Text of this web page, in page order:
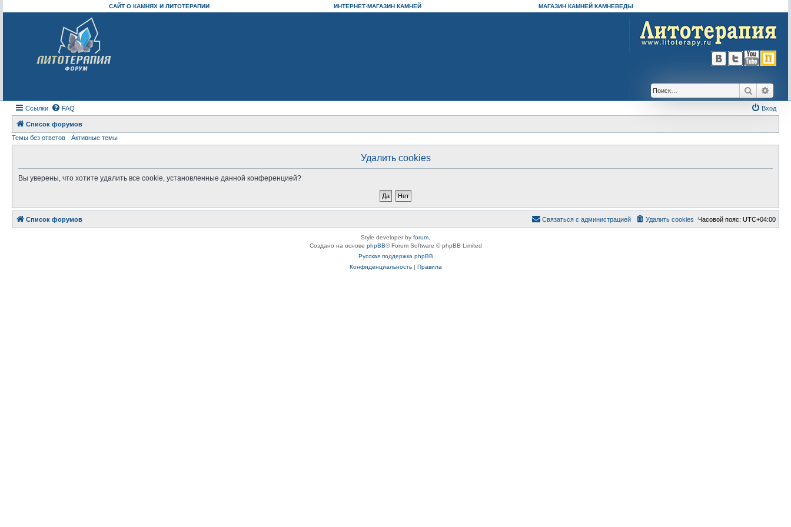
САЙТ О КАМНЯХ И ЛИТОТЕРАПИИ ИНТЕРНЕТ-МАГАЗИН КАМНЕЙ МАГАЗИН КАМНЕЙ КАМНЕВЕДЫ
Поиск
Ссылки FAQ Вход
Список форумов
Темы без ответов
Активные темы
Удалить cookies
Вы уверены, что хотите удалить все cookie, установленные данной конференцией?
Список форумов Часовой пояс: UTC+04:00
Удалить cookies
Связаться с администрацией
Style developer by forum
Создано на основе phpBB® Forum Software © phpBB Limited
Русская поддержка phpBB
Конфиденциальность| Правила